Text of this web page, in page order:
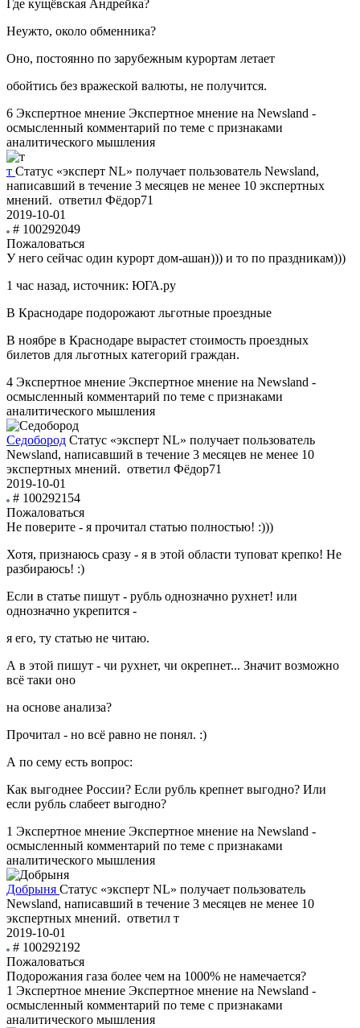
Где кущёвская Андрейка?
Неужто, около обменника?
Оно, постоянно по зарубежным курортам летает
обойтись без вражеской валюты, не получится.
6 Экспертное мнение Экспертное мнение на Newsland -
осмысленный комментарий по теме с признаками
аналитического мышления
т Статус «эксперт NL» получает пользователь Newsland,
написавший в течение 3 месяцев не менее 10 экспертных
мнений. ответил Фёдор71
2019-10-01
# 100292049
Пожаловаться
У него сейчас один курорт дом-ашан))) и то по праздникам)))
1 час назад, источник: ЮГА.ру
В Краснодаре подорожают льготные проездные
В ноябре в Краснодаре вырастет стоимость проездных
билетов для льготных категорий граждан.
4 Экспертное мнение Экспертное мнение на Newsland -
осмысленный комментарий по теме с признаками
аналитического мышления
Седобород Статус «эксперт NL» получает пользователь
Newsland, написавший в течение 3 месяцев не менее 10
экспертных мнений. ответил Фёдор71
2019-10-01
# 100292154
Пожаловаться
Не поверите - я прочитал статью полностью! :)))
Хотя, признаюсь сразу - я в этой области туповат крепко! Не
разбираюсь! :)
Если в статье пишут - рубль однозначно рухнет! или
однозначно укрепится -
я его, ту статью не читаю.
А в этой пишут - чи рухнет, чи окрепнет... Значит возможно
всё таки оно
на основе анализа?
Прочитал - но всё равно не понял. :)
А по сему есть вопрос:
Как выгоднее России? Если рубль крепнет выгодно? Или
если рубль слабеет выгодно?
1 Экспертное мнение Экспертное мнение на Newsland -
осмысленный комментарий по теме с признаками
аналитического мышления
Добрыня Статус «эксперт NL» получает пользователь
Newsland, написавший в течение 3 месяцев не менее 10
экспертных мнений. ответил т
2019-10-01
# 100292192
Пожаловаться
Подорожания газа более чем на 1000% не намечается?
1 Экспертное мнение Экспертное мнение на Newsland -
осмысленный комментарий по теме с признаками
аналитического мышления